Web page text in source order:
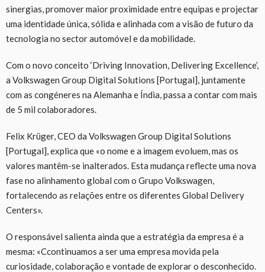
sinergias, promover maior proximidade entre equipas e projectar
uma identidade única, sólida e alinhada com a visão de futuro da
tecnologia no sector automóvel e da mobilidade.
Com o novo conceito ‘Driving Innovation, Delivering Excellence’,
a Volkswagen Group Digital Solutions [Portugal], juntamente
com as congéneres na Alemanha e Índia, passa a contar com mais
de 5 mil colaboradores.
Felix Krüger, CEO da Volkswagen Group Digital Solutions
[Portugal], explica que «o nome e a imagem evoluem, mas os
valores mantêm-se inalterados. Esta mudança reflecte uma nova
fase no alinhamento global com o Grupo Volkswagen,
fortalecendo as relações entre os diferentes Global Delivery
Centers».
O responsável salienta ainda que a estratégia da empresa é a
mesma: «Ccontinuamos a ser uma empresa movida pela
curiosidade, colaboração e vontade de explorar o desconhecido.